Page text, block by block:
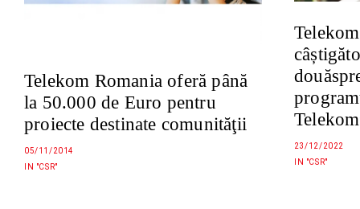
Telekom Romania oferă până
la 50.000 de Euro pentru
proiecte destinate comunităţii
05/11/2014
IN "CSR"
23/12/2022
IN "CSR"